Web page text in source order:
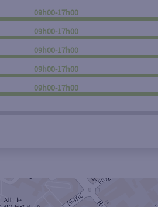
Rechercher
09h00-17h00
09h00-17h00
09h00-17h00
09h00-17h00
09h00-17h00